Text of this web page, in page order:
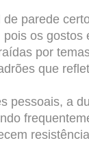
parede
os
por
que
pessoais, a